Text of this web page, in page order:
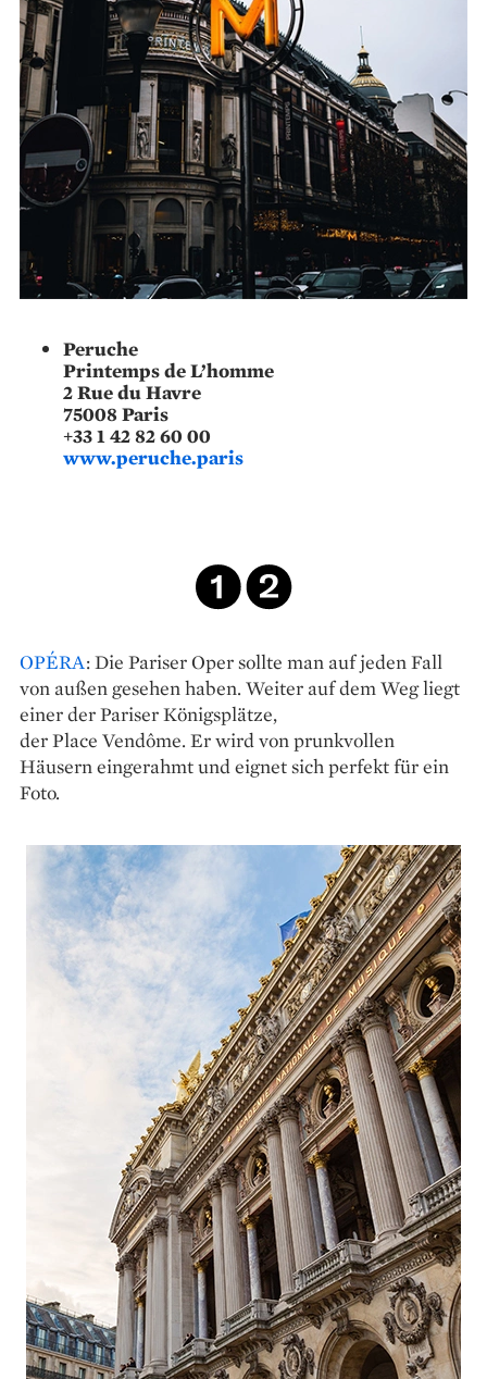
Peruche
Printemps de L’homme
2 Rue du Havre
75008 Paris
+33 1 42 82 60 00
www.peruche.paris
OPÉRA: Die Pariser Oper sollte man auf jeden Fall
von außen gesehen haben. Weiter auf dem Weg liegt
einer der Pariser Königsplätze,
der Place Vendôme. Er wird von prunkvollen
Häusern eingerahmt und eignet sich perfekt für ein
Foto.